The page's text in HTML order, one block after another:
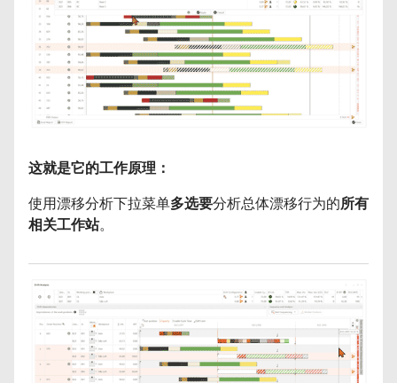
这就是它的工作原理：
使用漂移分析下拉菜单多选要分析总体漂移行为的所有
相关工作站。